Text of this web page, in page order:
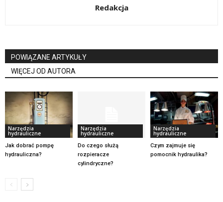
Redakcja
POWIĄZANE ARTYKUŁY
WIĘCEJ OD AUTORA
Narzędzia
hydrauliczne
Jak dobrać pompę
hydrauliczna?
Narzędzia
hydrauliczne
Do czego służą
rozpieracze
cylindryczne?
Narzędzia
hydrauliczne
Czym zajmuje się
pomocnik hydraulika?